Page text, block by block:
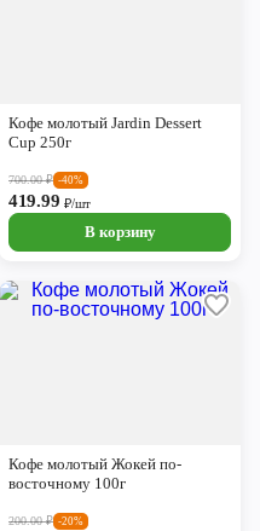
Кофе молотый Jardin Dessert
Cup 250г
700.00₽ -40%
419.99 ₽/шт
В корзину
Кофе молотый Жокей по-
восточному 100г
200.00₽ -20%